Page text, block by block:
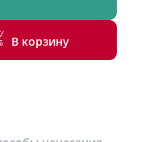
В корзину